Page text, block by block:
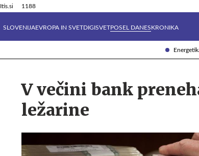
Itis.si 1188
SLOVENIJAEVROPA IN SVETDIGISVETPOSEL DANESKRONIKA
Tehnik
V večini bank
ležarine